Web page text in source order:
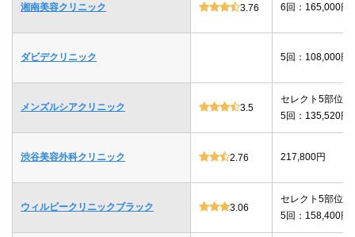
湘南美容クリニック 3.76 6回：165,000円
ダビデクリニック 5回：108,000円
メンズルシアクリニック 3.5
セレクト5部位
5回：135,520
渋谷美容外科クリニック 2.76 217,800円
ウィルビークリニックブラック 3.06
セレクト5部位
5回：158,400円